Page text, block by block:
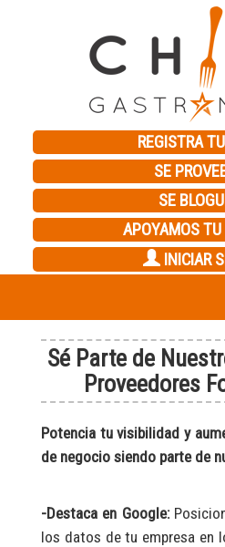
REGISTRA
SE
SE
APOYAMOS TU
INICIAR
Sé Parte de
Proveedores
Potencia tu visibilidad y
de negocio siendo parte de
-Destaca en Google:
los datos de tu empresa en